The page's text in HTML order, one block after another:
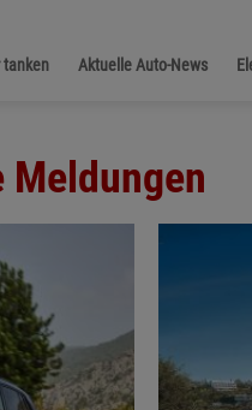
tanken Aktuelle Auto-News